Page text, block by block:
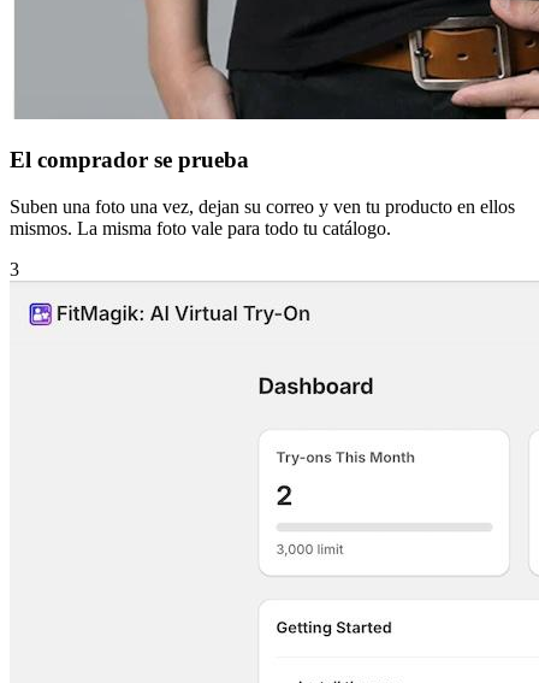
El comprador se prueba
Suben una foto una vez, dejan su correo y ven tu producto en ellos
mismos. La misma foto vale para todo tu catálogo.
3